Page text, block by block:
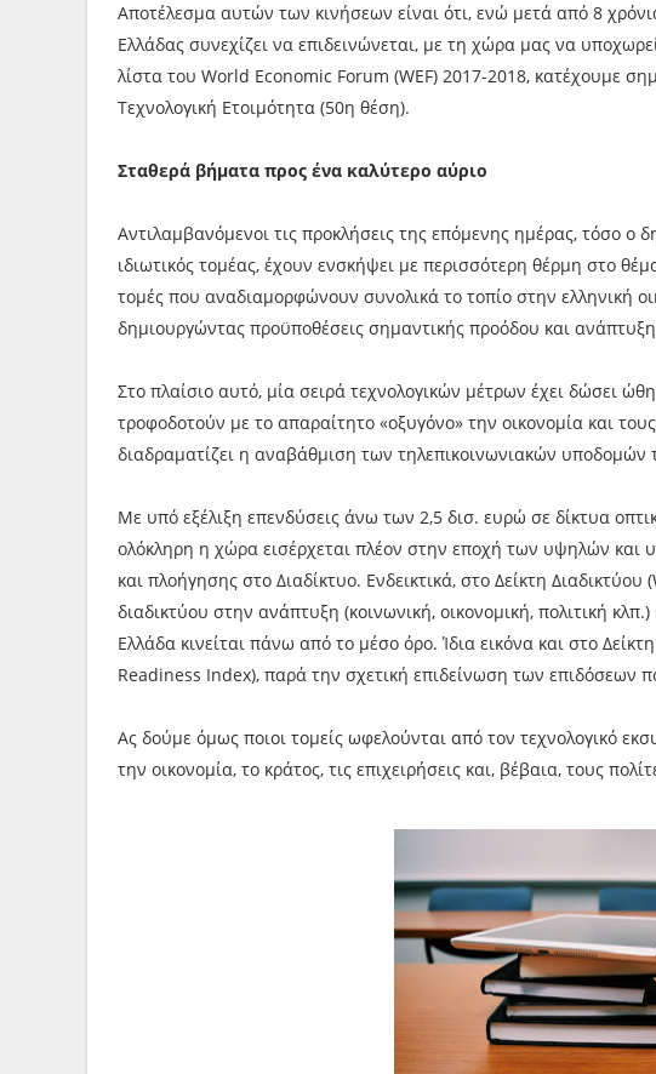
Αποτέλεσμα αυτών των κινήσεων είναι ότι, ενώ μετά από 8
Ελλάδας συνεχίζει να επιδεινώνεται, με τη χώρα μας να
λίστα του World Economic Forum (WEF) 2017-2018, κατέχουμε
Τεχνολογική Ετοιμότητα (50η θέση).
Σταθερά βήματα προς ένα καλύτερο αύριο
Αντιλαμβανόμενοι τις προκλήσεις της επόμενης ημέρας, τόσο ο
ιδιωτικός τομέας, έχουν ενσκήψει με περισσότερη θέρμη στο
τομές που αναδιαμορφώνουν συνολικά το τοπίο στην ελληνική
δημιουργώντας προϋποθέσεις σημαντικής προόδου και
Στο πλαίσιο αυτό, μία σειρά τεχνολογικών μέτρων έχει δώσει
τροφοδοτούν με το απαραίτητο «οξυγόνο» την οικονομία και τους
διαδραματίζει η αναβάθμιση των τηλεπικοινωνιακών υποδομών
Με υπό εξέλιξη επενδύσεις άνω των 2,5 δισ. ευρώ σε δίκτυα
ολόκληρη η χώρα εισέρχεται πλέον στην εποχή των υψηλών
και πλοήγησης στο Διαδίκτυο. Ενδεικτικά, στο Δείκτη
διαδικτύου στην ανάπτυξη (κοινωνική, οικονομική, πολιτική
Ελλάδα κινείται πάνω από το μέσο όρο. Ίδια εικόνα και στο
Readiness Index), παρά την σχετική επιδείνωση των επιδόσεων
Ας δούμε όμως ποιοι τομείς ωφελούνται από τον τεχνολογικό
την οικονομία, το κράτος, τις επιχειρήσεις και, βέβαια, τους